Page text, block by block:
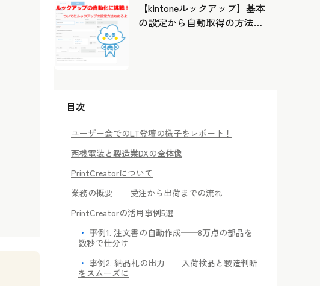
【kintoneルックアップ】基本
の設定から自動取得の方法ま
目次
ユーザー会でのLT登壇の様子をレポート！
西機電装と製造業DXの全体像
PrintCreatorについて
業務の概要──受注から出荷までの流れ
PrintCreatorの活用事例5選
事例1. 注文書の自動作成──8万点の部品を
数秒で仕分け
事例2. 納品札の出力──入荷検品と製造判断
をスムーズに